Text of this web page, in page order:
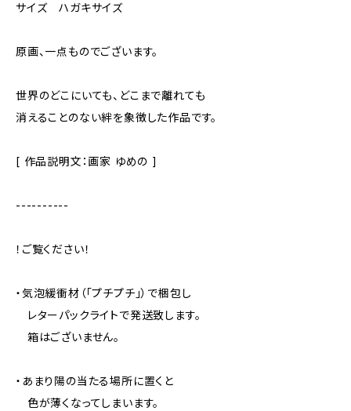
サイズ ハガキサイズ
原画、一点ものでございます。
世界のどこにいても、どこまで離れても
消えることのない絆を象徴した作品です。
[ 作品説明文：画家 ゆめの ]
----------
！ご覧ください！
・気泡緩衝材（「プチプチ」）で梱包し
レターパックライトで発送致します。
箱はございません。
・あまり陽の当たる場所に置くと
色が薄くなってしまいます。